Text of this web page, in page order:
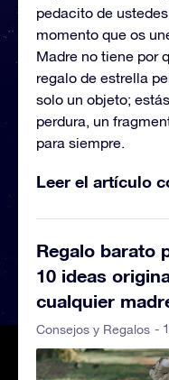
pedacito de
momento que os
Madre no tiene por
regalo de estrella
solo un objeto;
perdura, un
para siempre.
Leer el artículo
Regalo barato
10 ideas
cualquier
Consejos y Regalos -